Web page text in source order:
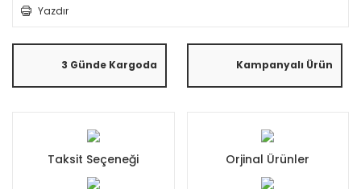
Yazdır
3 Günde Kargoda Kampanyalı Ürün
Taksit Seçeneği Orjinal Ürünler